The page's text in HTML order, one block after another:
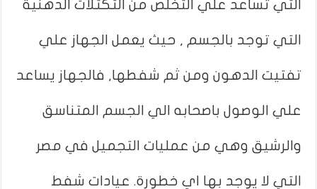
التي تساعد علي التخلص من التكتلات الدهنية
التي توجد بالجسم , حيث يعمل الجهاز علي
تفتيت الدهون ومن ثم شفطها, فالجهاز يساعد
علي الوصول باصحابه الي الجسم المتناسق
والرشيق وهي من عمليات التجميل في مصر
التي لا يوجد بها اي خطورة. عيادات شفط